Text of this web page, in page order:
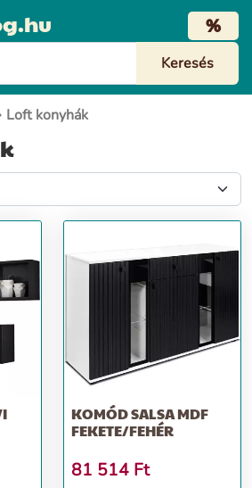
%
Loft konyhák
KOMÓD SALSA MDF
FEKETE/FEHÉR
81 514 Ft